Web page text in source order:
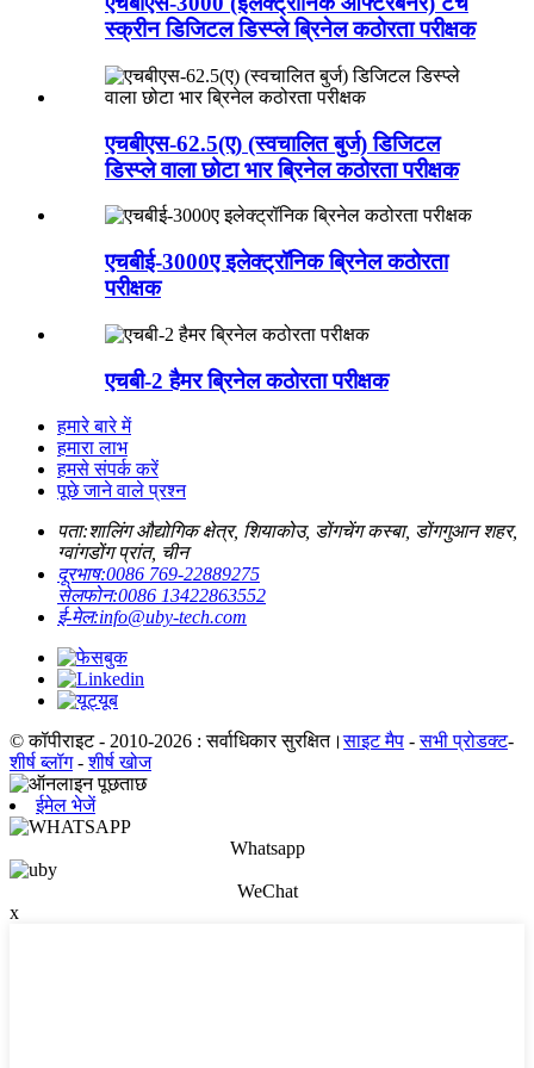
स्क्रीन डिजिटल डिस्प्ले ब्रिनेल कठोरता परीक्षक
एचबीएस-62.5(ए) (स्वचालित बुर्ज) डिजिटल
डिस्प्ले वाला छोटा भार ब्रिनेल कठोरता परीक्षक
एचबीई-3000ए इलेक्ट्रॉनिक ब्रिनेल कठोरता
परीक्षक
एचबी-2 हैमर ब्रिनेल कठोरता परीक्षक
हमारे बारे में
हमारा लाभ
हमसे संपर्क करें
पूछे जाने वाले प्रश्न
पता:शालिंग औद्योगिक क्षेत्र, शियाकोउ, डोंगचेंग कस्बा, डोंगगुआन शहर,
ग्वांगडोंग प्रांत, चीन
दूरभाष:0086 769-22889275
सेलफोन:0086 13422863552
ई-मेल:info@uby-tech.com
© कॉपीराइट - 2010-2026 : सर्वाधिकार सुरक्षित।साइट मैप -सभी प्रोडक्ट-
शीर्ष ब्लॉग-शीर्ष खोज
ईमेल भेजें
Whatsapp
WeChat
x